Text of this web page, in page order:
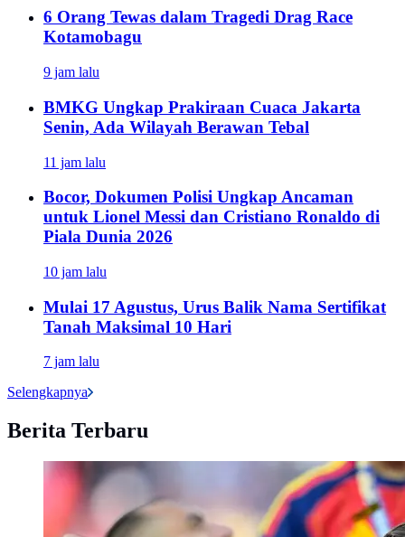
6 Orang Tewas dalam Tragedi Drag Race
Kotamobagu
9 jam lalu
BMKG Ungkap Prakiraan Cuaca Jakarta
Senin, Ada Wilayah Berawan Tebal
11 jam lalu
Bocor, Dokumen Polisi Ungkap Ancaman
untuk Lionel Messi dan Cristiano Ronaldo di
Piala Dunia 2026
10 jam lalu
Mulai 17 Agustus, Urus Balik Nama Sertifikat
Tanah Maksimal 10 Hari
7 jam lalu
Selengkapnya
Berita Terbaru